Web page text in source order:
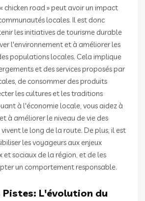
chicken road » peut avoir un impact
locales. Il est donc
les initiatives de tourisme durable
l'environnement et à améliorer les
populations locales. Cela implique
et des services proposés par
de consommer des produits
les cultures et les traditions
à l'économie locale, vous aidez à
à améliorer le niveau de vie des
le long de la route. De plus, il est
les voyageurs aux enjeux
et sociaux de la région, et de les
un comportement responsable.
Pistes: L'évolution du